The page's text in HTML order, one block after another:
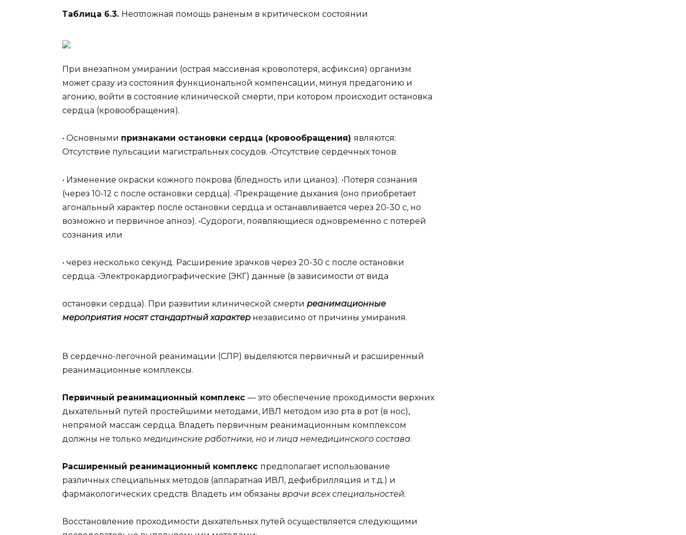
Таблица 6.3. Неотложная помощь раненым в критическом состоянии
При внезапном умирании (острая массивная кровопотеря, асфиксия) организм
может сразу из состояния функциональной компенсации, минуя предагонию и
агонию, войти в состояние клинической смерти, при котором происходит остановка
сердца (кровообращения).
• Основными признаками остановки сердца (кровообращения) являются:
Отсутствие пульсации магистральных сосудов. •Отсутствие сердечных тонов.
• Изменение окраски кожного покрова (бледность или цианоз). •Потеря сознания
(через 10-12 с после остановки сердца). •Прекращение дыхания (оно приобретает
агональный характер после остановки сердца и останавливается через 20-30 с, но
возможно и первичное апноэ). •Судороги, появляющиеся одновременно с потерей
сознания или
• через несколько секунд. Расширение зрачков через 20-30 с после остановки
сердца. •Электрокардиографические (ЭКГ) данные (в зависимости от вида
остановки сердца). При развитии клинической смерти реанимационные
мероприятия носят стандартный характер независимо от причины умирания.
В сердечно-легочной реанимации (СЛР) выделяются первичный и расширенный
реанимационные комплексы.
Первичный реанимационный комплекс — это обеспечение проходимости верхних
дыхательный путей простейшими методами, ИВЛ методом изо рта в рот (в нос),
непрямой массаж сердца. Владеть первичным реанимационным комплексом
должны не только медицинские работники, но и лица немедицинского состава.
Расширенный реанимационный комплекс предполагает использование
различных специальных методов (аппаратная ИВЛ, дефибрилляция и т.д.) и
фармакологических средств. Владеть им обязаны врачи всех специальностей.
Восстановление проходимости дыхательных путей осуществляется следующими